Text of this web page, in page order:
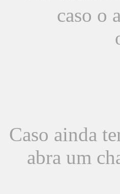
caso o
Caso ainda
abra um